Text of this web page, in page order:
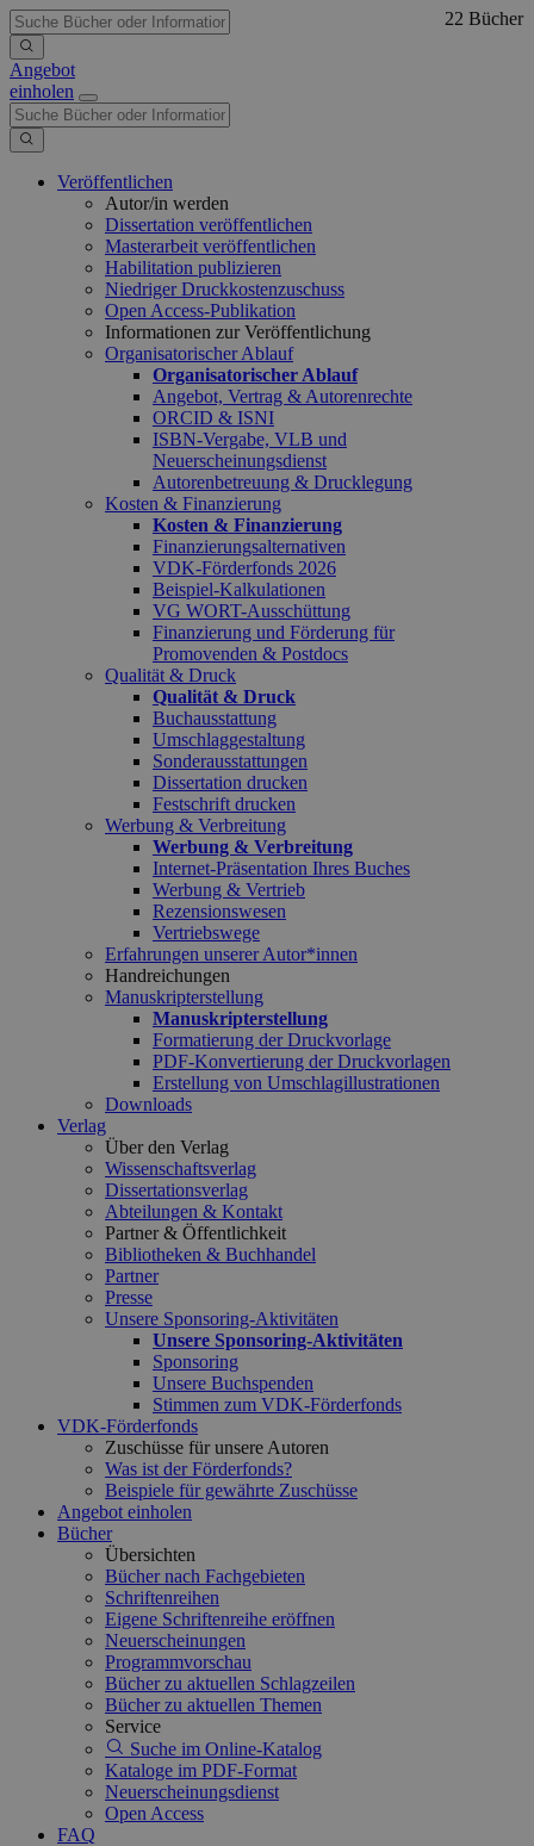
Angebot
einholen
Veröffentlichen
Autor/in werden
Dissertation veröffentlichen
Masterarbeit veröffentlichen
Habilitation publizieren
Niedriger Druckkostenzuschuss
Open Access-Publikation
Informationen zur Veröffentlichung
Organisatorischer Ablauf
Organisatorischer Ablauf
Angebot, Vertrag & Autorenrechte
ORCID & ISNI
ISBN-Vergabe, VLB und
Neuerscheinungsdienst
Autorenbetreuung & Drucklegung
Kosten & Finanzierung
Kosten & Finanzierung
Finanzierungsalternativen
VDK-Förderfonds 2026
Beispiel-Kalkulationen
VG WORT-Ausschüttung
Finanzierung und Förderung für
Promovenden & Postdocs
Qualität & Druck
Qualität & Druck
Buchausstattung
Umschlaggestaltung
Sonderausstattungen
Dissertation drucken
Festschrift drucken
Werbung & Verbreitung
Werbung & Verbreitung
Internet-Präsentation Ihres Buches
Werbung & Vertrieb
Rezensionswesen
Vertriebswege
Erfahrungen unserer Autor*innen
Handreichungen
Manuskripterstellung
Manuskripterstellung
Formatierung der Druckvorlage
PDF-Konvertierung der Druckvorlagen
Erstellung von Umschlagillustrationen
Downloads
Verlag
Über den Verlag
Wissenschaftsverlag
Dissertationsverlag
Abteilungen & Kontakt
Partner & Öffentlichkeit
Bibliotheken & Buchhandel
Partner
Presse
Unsere Sponsoring-Aktivitäten
Unsere Sponsoring-Aktivitäten
Sponsoring
Unsere Buchspenden
Stimmen zum VDK-Förderfonds
VDK-Förderfonds
Zuschüsse für unsere Autoren
Was ist der Förderfonds?
Beispiele für gewährte Zuschüsse
Angebot einholen
Bücher
Übersichten
Bücher nach Fachgebieten
Schriftenreihen
Eigene Schriftenreihe eröffnen
Neuerscheinungen
Programmvorschau
Bücher zu aktuellen Schlagzeilen
Bücher zu aktuellen Themen
Service
Suche im Online-Katalog
Kataloge im PDF-Format
Neuerscheinungsdienst
Open Access
FAQ
22 Bücher